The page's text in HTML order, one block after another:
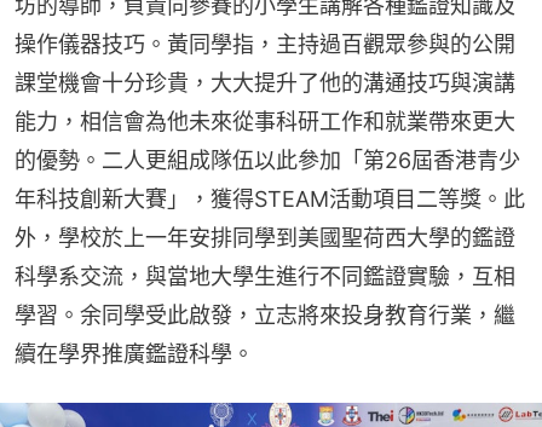
坊的導師，負責向參賽的小學生講解各種鑑證知識及
操作儀器技巧。黃同學指，主持過百觀眾參與的公開
課堂機會十分珍貴，大大提升了他的溝通技巧與演講
能力，相信會為他未來從事科研工作和就業帶來更大
的優勢。二人更組成隊伍以此參加「第26屆香港青少
年科技創新大賽」，獲得STEAM活動項目二等獎。此
外，學校於上一年安排同學到美國聖荷西大學的鑑證
科學系交流，與當地大學生進行不同鑑證實驗，互相
學習。余同學受此啟發，立志將來投身教育行業，繼
續在學界推廣鑑證科學。